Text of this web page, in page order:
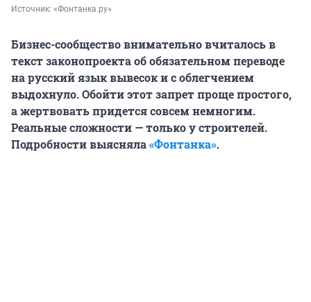
Источник: «Фонтанка.ру»
Бизнес-сообщество внимательно вчиталось в
текст законопроекта об обязательном переводе
на русский язык вывесок и с облегчением
выдохнуло. Обойти этот запрет проще простого,
а жертвовать придется совсем немногим.
Реальные сложности — только у строителей.
Подробности выясняла«Фонтанка».